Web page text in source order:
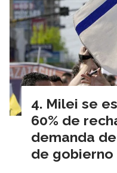
Milei se
60% de
demanda
de gobierno